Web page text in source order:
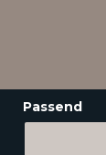
Passend